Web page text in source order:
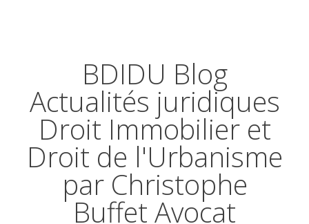
BDIDU Blog
Actualités juridiques
Droit Immobilier et
Droit de l'Urbanisme
par Christophe
Buffet Avocat